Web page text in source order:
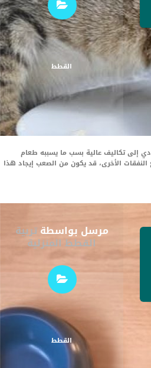
القطط
إلى تكاليف عالية بسب ما يسببه طعام
الأخرى، قد يكون من الصعب إيجاد هذا
مرسل بواسطةتربية
القطط المنزلية
القطط